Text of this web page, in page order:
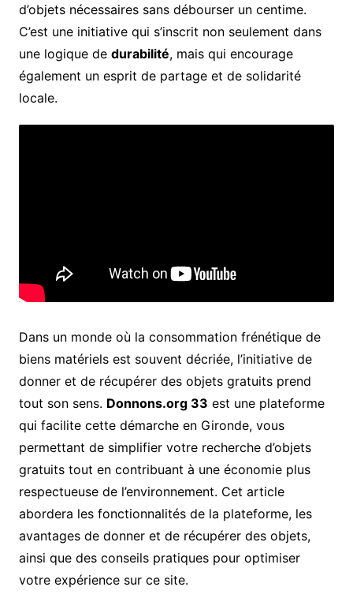
d’objets nécessaires sans débourser un centime.
C’est une initiative qui s’inscrit non seulement dans
une logique de durabilité, mais qui encourage
également un esprit de partage et de solidarité
locale.
Dans un monde où la consommation frénétique de
biens matériels est souvent décriée, l’initiative de
donner et de récupérer des objets gratuits prend
tout son sens. Donnons.org 33 est une plateforme
qui facilite cette démarche en Gironde, vous
permettant de simplifier votre recherche d’objets
gratuits tout en contribuant à une économie plus
respectueuse de l’environnement. Cet article
abordera les fonctionnalités de la plateforme, les
avantages de donner et de récupérer des objets,
ainsi que des conseils pratiques pour optimiser
votre expérience sur ce site.